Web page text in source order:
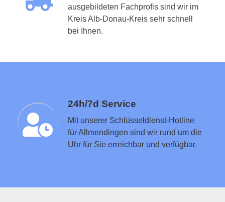
ausgebildeten Fachprofis sind wir im
Kreis Alb-Donau-Kreis sehr schnell
bei Ihnen.
24h/7d Service
Mit unserer Schlüsseldienst-Hotline
für Allmendingen sind wir rund um die
Uhr für Sie erreichbar und verfügbar.
Schlüsseldienst in der Nähe vermitteln